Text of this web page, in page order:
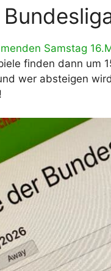
WM 2026
downloaden &
Samstag
finden dann um
wer absteigen